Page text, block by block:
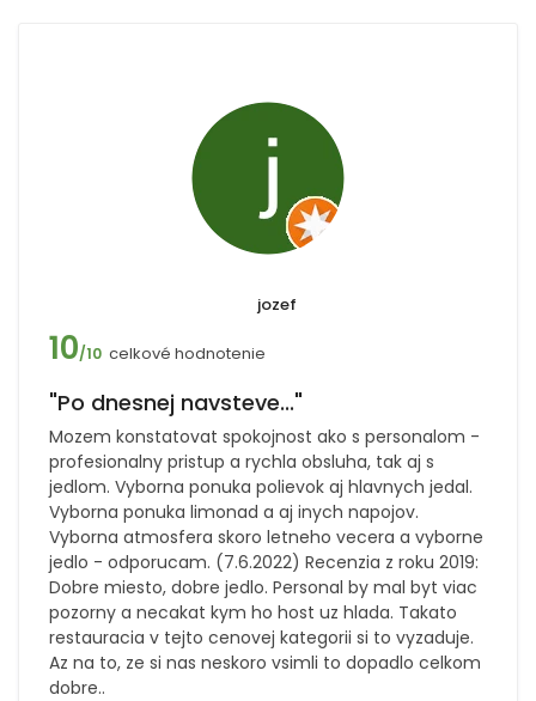
jozef
10/10 celkové hodnotenie
"Po dnesnej navsteve..."
Mozem konstatovat spokojnost ako s personalom -
profesionalny pristup a rychla obsluha, tak aj s
jedlom. Vyborna ponuka polievok aj hlavnych jedal.
Vyborna ponuka limonad a aj inych napojov.
Vyborna atmosfera skoro letneho vecera a vyborne
jedlo - odporucam. (7.6.2022) Recenzia z roku 2019:
Dobre miesto, dobre jedlo. Personal by mal byt viac
pozorny a necakat kym ho host uz hlada. Takato
restauracia v tejto cenovej kategorii si to vyzaduje.
Az na to, ze si nas neskoro vsimli to dopadlo celkom
dobre..